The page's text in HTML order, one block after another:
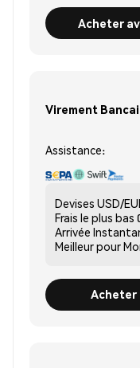
Acheter
Virement
Assistance:
Devises USD/
Frais le plus bas
Arrivée
Meilleur pour
Acheter